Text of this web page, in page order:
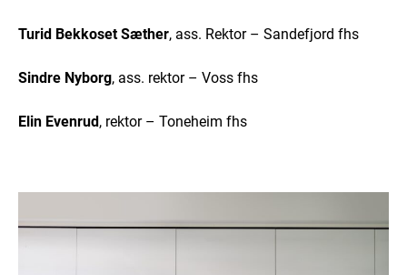
Turid Bekkoset Sæther, ass. Rektor – Sandefjord fhs
Sindre Nyborg, ass. rektor – Voss fhs
Elin Evenrud, rektor – Toneheim fhs